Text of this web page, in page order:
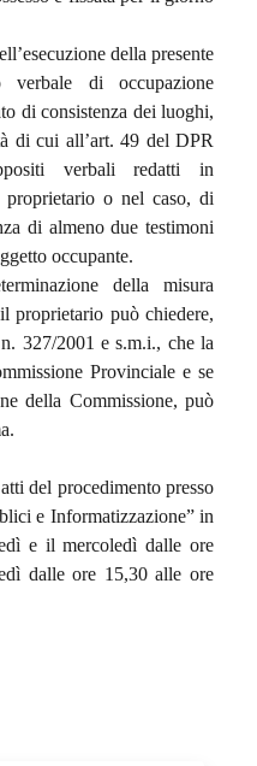
della presente
verbale di occupazione
di consistenza dei luoghi,
di cui all’art. 49 del DPR
verbali redatti in
o nel caso, di
di almeno due testimoni
occupante.
della misura
proprietario può chiedere,
327/2001 e s.m.i., che la
Provinciale e se
della Commissione, può
del procedimento presso
e Informatizzazione” in
e il mercoledì dalle ore
dalle ore 15,30 alle ore